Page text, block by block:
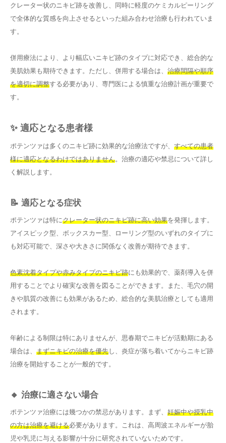
クレーター状のニキビ跡を改善し、同時に軽度のケミカルピーリング
で全体的な質感を向上させるといった組み合わせ治療も行われていま
す。
併用療法により、より幅広いニキビ跡のタイプに対応でき、総合的な
美肌効果も期待できます。ただし、併用する場合は、 治療間隔や順序
を適切に調整する必要があり、専門医による慎重な治療計画が重要で
す。
✨ 適応となる患者様
ポテンツァは多くのニキビ跡に効果的な治療法ですが、 すべての患者
様に適応となるわけではありません。治療の適応や禁忌について詳し
く解説します。
📝 適応となる症状
ポテンツァは特にクレーター状のニキビ跡に高い効果を発揮します。
アイスピック型、ボックスカー型、ローリング型のいずれのタイプに
も対応可能で、深さや大きさに関係なく改善が期待できます。
色素沈着タイプや赤みタイプのニキビ跡にも効果的で、薬剤導入を併
用することでより確実な改善を図ることができます。また、毛穴の開
きや肌質の改善にも効果があるため、総合的な美肌治療としても適用
されます。
年齢による制限は特にありませんが、思春期でニキビが活動期にある
場合は、 まずニキビの治療を優先 し、炎症が落ち着いてからニキビ跡
治療を開始することが一般的です。
🔸 治療に適さない場合
ポテンツァ治療には幾つかの禁忌があります。まず、 妊娠中や授乳中
の方は治療を避ける必要があります。これは、高周波エネルギーが胎
児や乳児に与える影響が十分に研究されていないためです。